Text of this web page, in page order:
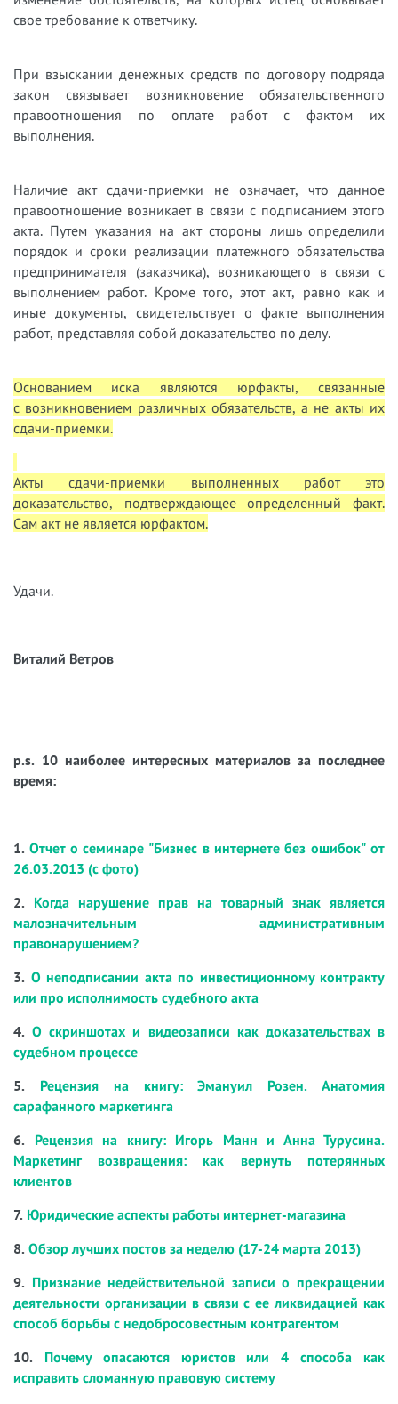
свое требование к ответчику.
При взыскании денежных средств по договору подряда
закон связывает возникновение обязательственного
правоотношения по оплате работ с фактом их
выполнения.
Наличие акт сдачи-приемки не означает, что данное
правоотношение возникает в связи с подписанием этого
акта. Путем указания на акт стороны лишь определили
порядок и сроки реализации платежного обязательства
предпринимателя (заказчика), возникающего в связи с
выполнением работ. Кроме того, этот акт, равно как и
иные документы, свидетельствует о факте выполнения
работ, представляя собой доказательство по делу.
Основанием иска являются юрфакты, связанные
с возникновением различных обязательств, а не акты их
сдачи-приемки.
Акты сдачи-приемки выполненных работ это
доказательство, подтверждающее определенный факт.
Сам акт не является юрфактом.
Удачи.
Виталий Ветров
p.s. 10 наиболее интересных материалов за последнее
время:
1.Отчет о семинаре "Бизнес в интернете без ошибок" от
26.03.2013 (с фото)
2. Когда нарушение прав на товарный знак является
малозначительным административным
правонарушением?
3. О неподписании акта по инвестиционному контракту
или про исполнимость судебного акта
4.О скриншотах и видеозаписи как доказательствах в
судебном процессе
5. Рецензия на книгу: Эмануил Розен. Анатомия
сарафанного маркетинга
6. Рецензия на книгу: Игорь Манн и Анна Турусина.
Маркетинг возвращения: как вернуть потерянных
клиентов
7. Юридические аспекты работы интернет-магазина
8. Обзор лучших постов за неделю (17-24 марта 2013)
9. Признание недействительной записи о прекращении
деятельности организации в связи с ее ликвидацией как
способ борьбы с недобросовестным контрагентом
10. Почему опасаются юристов или 4 способа как
исправить сломанную правовую систему